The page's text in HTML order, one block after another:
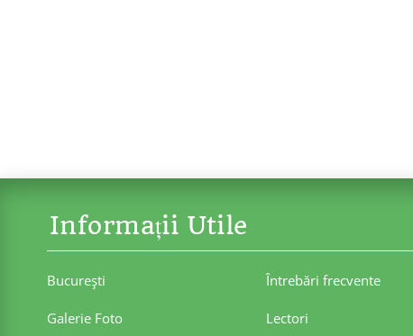
Informații Utile
Bucureşti Întrebări frecvente
Galerie Foto Lectori